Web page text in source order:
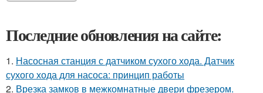
Последние обновления на сайте:
1. Насосная станция с датчиком сухого хода. Датчик
сухого хода для насоса: принцип работы
2. Врезка замков в межкомнатные двери фрезером.